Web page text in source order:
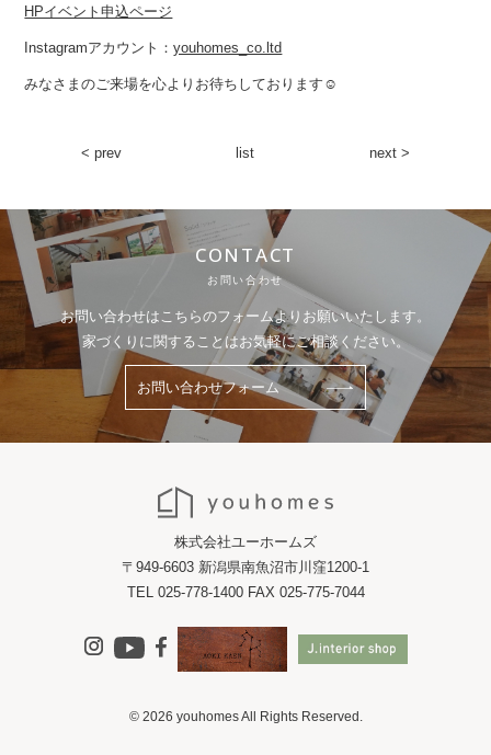
HPイベント申込ページ
Instagramアカウント：youhomes_co.ltd
みなさまのご来場を心よりお待ちしております☺︎
< prev list next >
CONTACT
お問い合わせ
お問い合わせはこちらのフォームよりお願いいたします。
家づくりに関することはお気軽にご相談ください。
お問い合わせフォーム
株式会社ユーホームズ
〒949-6603 新潟県南魚沼市川窪1200-1
TEL 025-778-1400 FAX 025-775-7044
© 2026 youhomes All Rights Reserved.